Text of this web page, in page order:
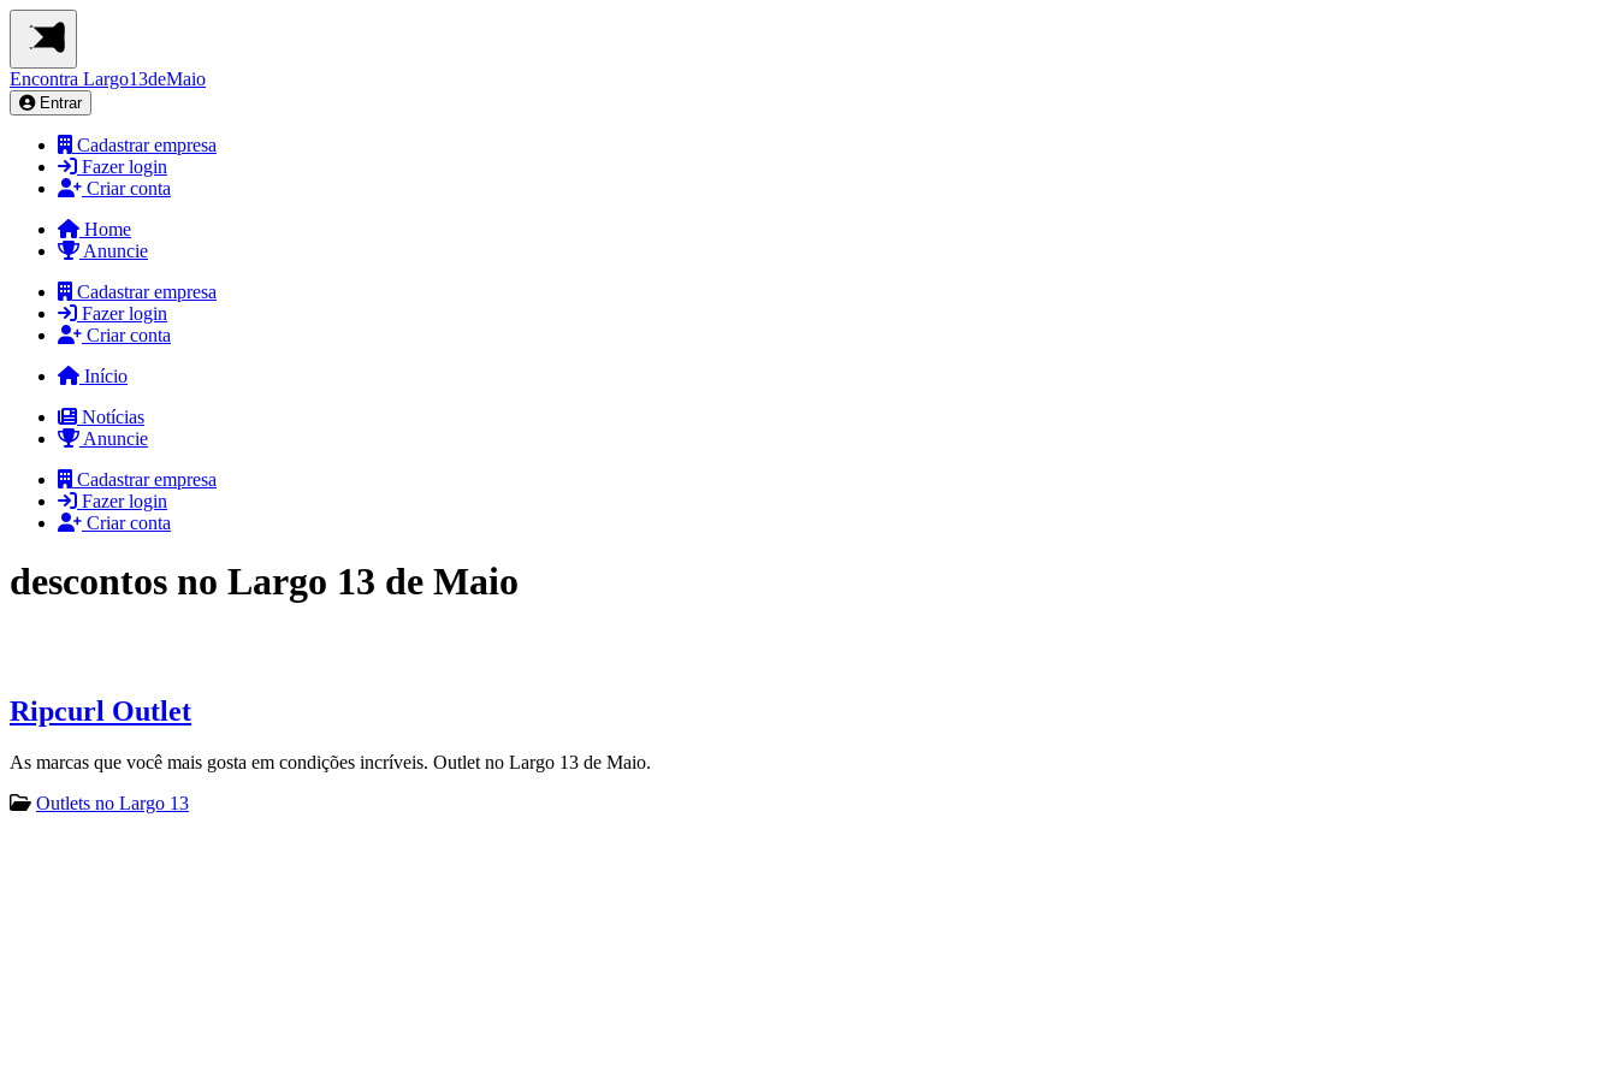
Encontra Largo13deMaio
Entrar
Cadastrar empresa
Fazer login
Criar conta
Home
Anuncie
Cadastrar empresa
Fazer login
Criar conta
Início
Notícias
Anuncie
Cadastrar empresa
Fazer login
Criar conta
descontos no Largo 13 de Maio
Ripcurl Outlet
As marcas que você mais gosta em condições incríveis. Outlet no Largo 13 de Maio.
Outlets no Largo 13